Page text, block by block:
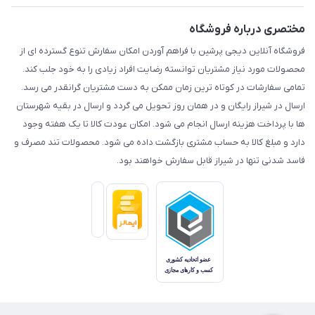
مختصری درباره فروشگاه
فروشگاه آنلاین دیجی پرشین با فراهم آوردن امکان سفارش تنوع گسترده ای از
محصولات مورد نیاز مشتریان توانسته رضایت افراد زیادی را به خود جلب کند.
تمامی سفارشات در کوتاه ترین زمان ممکن به دست مشتریان گرانقدر می رسد.
ارسال در شیراز رایگان و در همان روز تحویل می گردد و ارسال در بقیه شهرستان
ها با پرداخت هزینه ارسال انجام می شود. امکان عودت کالا تا یک هفته وجود
دارد و مبلغ کالا به حساب مشتری بازگشت داده می شود. محصولات تند مصرف و
فاسد شدنی تنها در شیراز قابل سفارش خواهند بود.